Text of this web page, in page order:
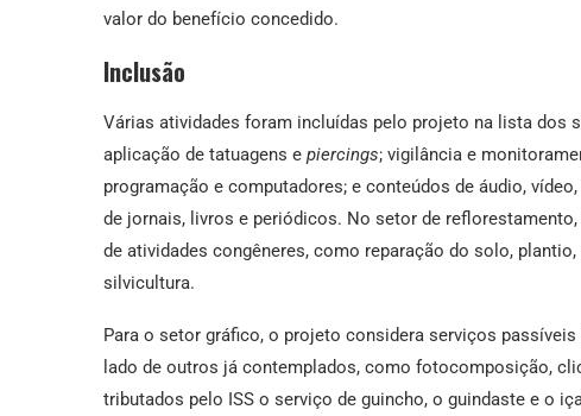
valor do benefício concedido.
Inclusão
Várias atividades foram incluídas pelo projeto na lista dos
aplicação de tatuagens e piercings; vigilância e
programação e computadores; e conteúdos de áudio,
de jornais, livros e periódicos. No setor de
de atividades congêneres, como reparação do solo,
silvicultura.
Para o setor gráfico, o projeto considera serviços
lado de outros já contemplados, como fotocomposição,
tributados pelo ISS o serviço de guincho, o guindaste e o